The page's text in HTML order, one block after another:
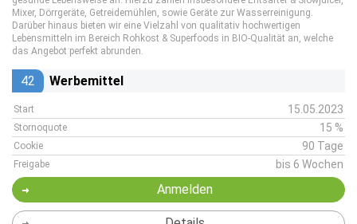
Mixer, Dörrgeräte, Getreidemühlen, sowie Geräte zur Wasserreinigung.
Darüber hinaus bieten wir eine Vielzahl von qualitativ hochwertigen
Lebensmitteln im Bereich Rohkost & Superfoods in BIO-Qualität an, welche
das Angebot perfekt abrunden.
42 Werbemittel
Start 15.05.2023
Stornoquote 15 %
Cookie 90 Tage
Freigabe bis 6 Wochen
Anmelden